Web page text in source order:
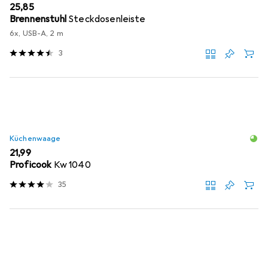
EUR
25,85
Brennenstuhl Steckdosenleiste
6x, USB-A, 2 m
3
Küchenwaage
EUR
21,99
Proficook Kw 1040
35